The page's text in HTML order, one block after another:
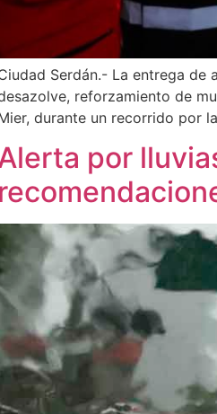
Serdán.- La entrega de
reforzamiento de
durante un recorrido por
por